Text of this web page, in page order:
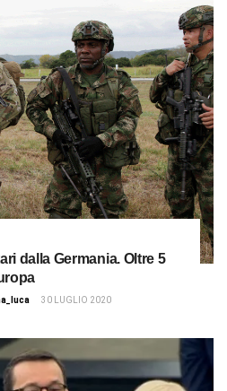
dalla Germania. Oltre 5
30 LUGLIO 2020